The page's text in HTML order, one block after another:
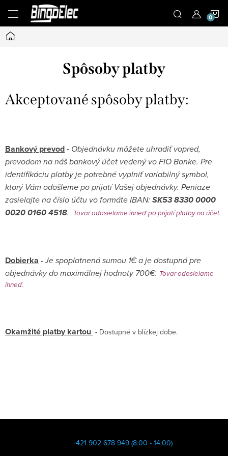
obsah
Domov
Spôsoby platby
Akceptované spôsoby platby:
Bankový prevod- Objednávku môžete uhradiť vopred,
prevodom na náš bankový účet vedený vo FIO Banke. Pre
identifikáciu platby je potrebné vyplniť variabilný symbol,
ktorý Vám odošleme po prijatí Vašej objednávky. Peniaze
zasielajte na číslo účtu vo formáte IBAN:SK53 8330 0000
0020 0160 4518. Tovar odosielame ihneď po prijatí platby na účet.
Dobierka -Je spoplatnená sumou 1€ a je dostupná pre
objednávky do maximálnej hodnoty 700€. Tovar odosielame
ihneď.
Okamžité platby kartou - Dostupné v blízkej dobe.
+421 902 678 949 (8:00 - 14:00)